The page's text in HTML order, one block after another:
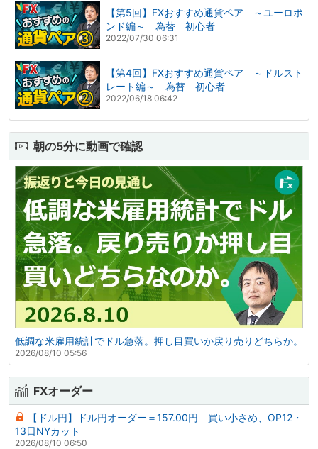
【第5回】FXおすすめ通貨ペア ～ユーロポ
ンド編～ 為替 初心者
2022/07/30 06:31
【第4回】FXおすすめ通貨ペア ～ドルスト
レート編～ 為替 初心者
2022/06/18 06:42
朝の5分に動画で確認
低調な米雇用統計でドル急落。押し目買いか戻り売りどちらか。
2026/08/10 05:56
FXオーダー
【ドル円】ドル円オーダー＝157.00円 買い小さめ、OP12・
13日NYカット
2026/08/10 06:50